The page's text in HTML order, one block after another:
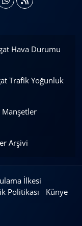
Hava Durumu
Trafik Yoğunluk
Manşetler
Arşivi
İlkesi
Politikası
Künye